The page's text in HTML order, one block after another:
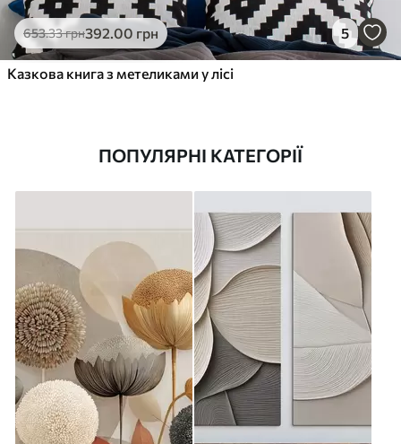
653.33грн392.00 грн 5
Казкова книга з метеликами у лісі
ПОПУЛЯРНІ КАТЕГОРІЇ